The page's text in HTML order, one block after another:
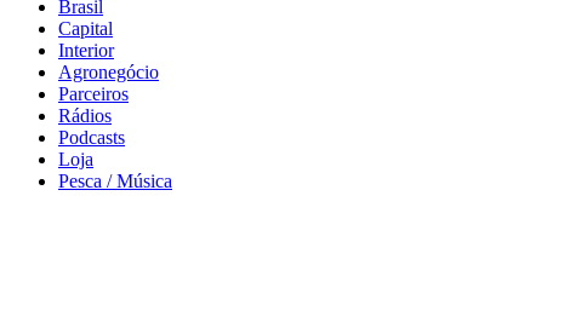
Brasil
Capital
Interior
Agronegócio
Parceiros
Rádios
Podcasts
Loja
Pesca / Música